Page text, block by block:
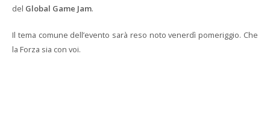
del Global Game Jam.
Il tema comune dell’evento sarà reso noto venerdì pomeriggio. Che
la Forza sia con voi.